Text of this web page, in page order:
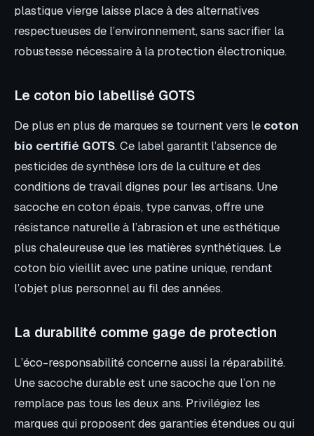
plastique vierge laisse place à des alternatives
respectueuses de l’environnement, sans sacrifier la
robustesse nécessaire à la protection électronique.
Le coton bio labellisé GOTS
De plus en plus de marques se tournent vers le coton
bio certifié GOTS. Ce label garantit l’absence de
pesticides de synthèse lors de la culture et des
conditions de travail dignes pour les artisans. Une
sacoche en coton épais, type canvas, offre une
résistance naturelle à l’abrasion et une esthétique
plus chaleureuse que les matières synthétiques. Le
coton bio vieillit avec une patine unique, rendant
l’objet plus personnel au fil des années.
La durabilité comme gage de protection
L’éco-responsabilité concerne aussi la réparabilité.
Une sacoche durable est une sacoche que l’on ne
remplace pas tous les deux ans. Privilégiez les
marques qui proposent des garanties étendues ou qui